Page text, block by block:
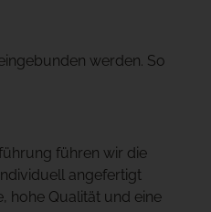
werden. So
führen wir die
angefertigt
hohe Qualität und eine